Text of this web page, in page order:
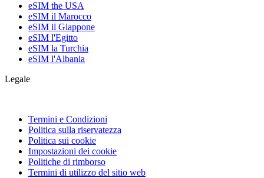
eSIM the USA
eSIM il Marocco
eSIM il Giappone
eSIM l'Egitto
eSIM la Turchia
eSIM l'Albania
Legale
Termini e Condizioni
Politica sulla riservatezza
Politica sui cookie
Impostazioni dei cookie
Politiche di rimborso
Termini di utilizzo del sitio web